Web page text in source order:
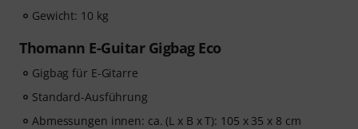
Gewicht: 10 kg
Thomann E-Guitar Gigbag Eco
Gigbag für E-Gitarre
Standard-Ausführung
Abmessungen innen: ca. (L x B x T): 105 x 35 x 8 cm